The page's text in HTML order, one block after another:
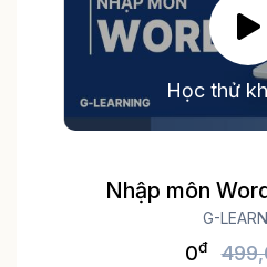
Học thử
Nhập môn
G-
0đ